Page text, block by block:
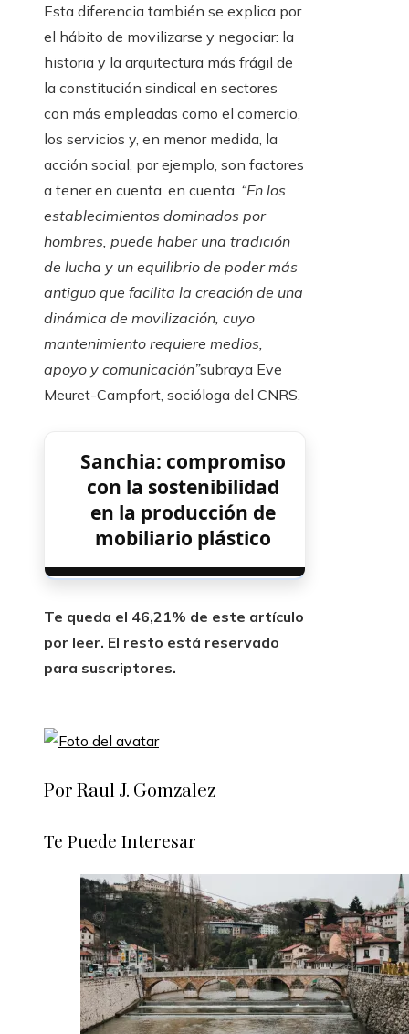
Esta diferencia también se explica por
el hábito de movilizarse y negociar: la
historia y la arquitectura más frágil de
la constitución sindical en sectores
con más empleadas como el comercio,
los servicios y, en menor medida, la
acción social, por ejemplo, son factores
a tener en cuenta. en cuenta. “En los
establecimientos dominados por
hombres, puede haber una tradición
de lucha y un equilibrio de poder más
antiguo que facilita la creación de una
dinámica de movilización, cuyo
mantenimiento requiere medios,
apoyo y comunicación”subraya Eve
Meuret-Campfort, socióloga del CNRS.
Sanchia: compromiso
con la sostenibilidad
en la producción de
mobiliario plástico
Te queda el 46,21% de este artículo
por leer. El resto está reservado
para suscriptores.
Por Raul J. Gomzalez
Te Puede Interesar